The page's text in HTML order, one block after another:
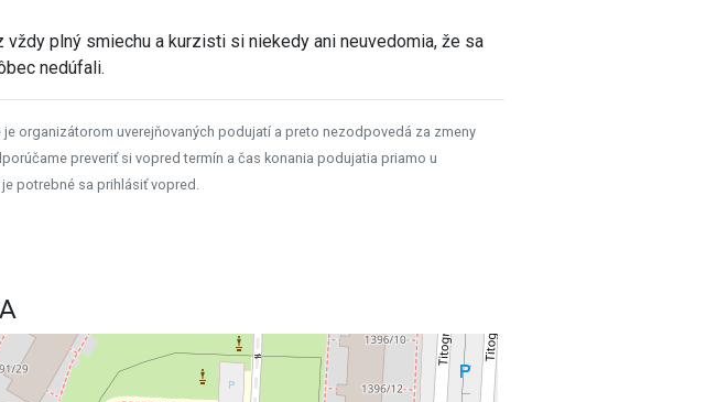
vždy plný smiechu a kurzisti si niekedy ani neuvedomia, že sa
nedúfali.
organizátorom uverejňovaných podujatí a preto nezodpovedá za zmeny
preveriť si vopred termín a čas konania podujatia priamo u
potrebné sa prihlásiť vopred.